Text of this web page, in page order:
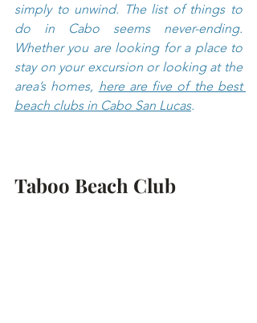
simply to unwind. The list of things to
do in Cabo seems never-ending.
Whether you are looking for a place to
stay on your excursion or looking at the
area’s homes, here are five of the best
beach clubs in Cabo San Lucas.
Taboo Beach Club